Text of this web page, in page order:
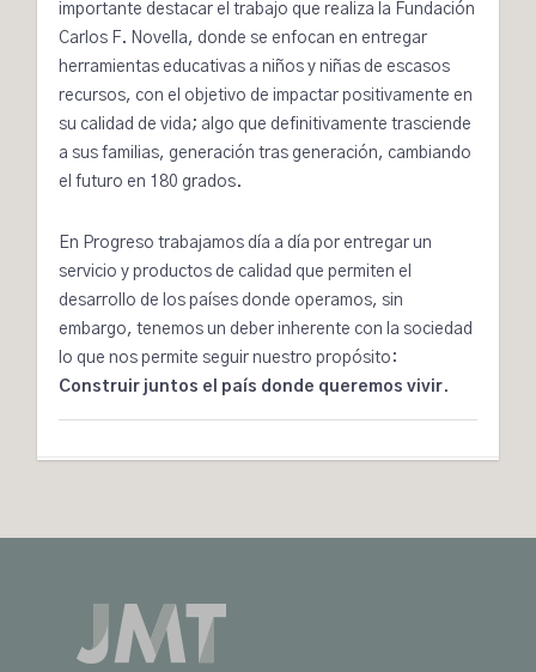
importante destacar el trabajo que realiza la Fundación
Carlos F. Novella, donde se enfocan en entregar
herramientas educativas a niños y niñas de escasos
recursos, con el objetivo de impactar positivamente en
su calidad de vida; algo que definitivamente trasciende
a sus familias, generación tras generación, cambiando
el futuro en 180 grados.
En Progreso trabajamos día a día por entregar un
servicio y productos de calidad que permiten el
desarrollo de los países donde operamos, sin
embargo, tenemos un deber inherente con la sociedad
lo que nos permite seguir nuestro propósito:
Construir juntos el país donde queremos vivir.